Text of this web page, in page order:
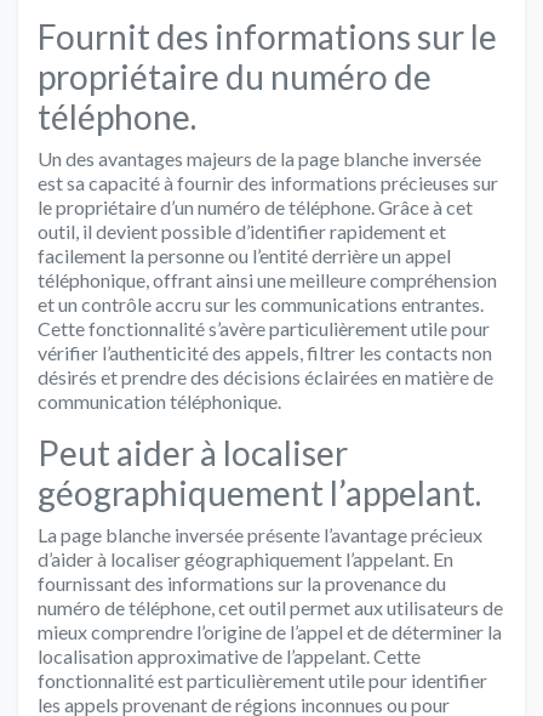
Fournit des informations sur le
propriétaire du numéro de
téléphone.
Un des avantages majeurs de la page blanche inversée
est sa capacité à fournir des informations précieuses sur
le propriétaire d’un numéro de téléphone. Grâce à cet
outil, il devient possible d’identifier rapidement et
facilement la personne ou l’entité derrière un appel
téléphonique, offrant ainsi une meilleure compréhension
et un contrôle accru sur les communications entrantes.
Cette fonctionnalité s’avère particulièrement utile pour
vérifier l’authenticité des appels, filtrer les contacts non
désirés et prendre des décisions éclairées en matière de
communication téléphonique.
Peut aider à localiser
géographiquement l’appelant.
La page blanche inversée présente l’avantage précieux
d’aider à localiser géographiquement l’appelant. En
fournissant des informations sur la provenance du
numéro de téléphone, cet outil permet aux utilisateurs de
mieux comprendre l’origine de l’appel et de déterminer la
localisation approximative de l’appelant. Cette
fonctionnalité est particulièrement utile pour identifier
les appels provenant de régions inconnues ou pour